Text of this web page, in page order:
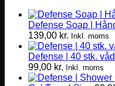
varianter.
Mulighederne
vælges
Defense Soap |
139,00 kr. Inkl. moms
Defense | 40 stk.
99,00 kr. Inkl. moms